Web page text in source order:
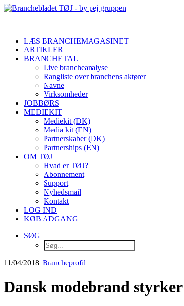
LÆS BRANCHEMAGASINET
ARTIKLER
BRANCHETAL
Live brancheanalyse
Rangliste over branchens aktører
Navne
Virksomheder
JOBBØRS
MEDIEKIT
Mediekit (DK)
Media kit (EN)
Partnerskaber (DK)
Partnerships (EN)
OM TØJ
Hvad er TØJ?
Abonnement
Support
Nyhedsmail
Kontakt
LOG IND
KØB ADGANG
SØG
11/04/2018| Brancheprofil
Dansk modebrand